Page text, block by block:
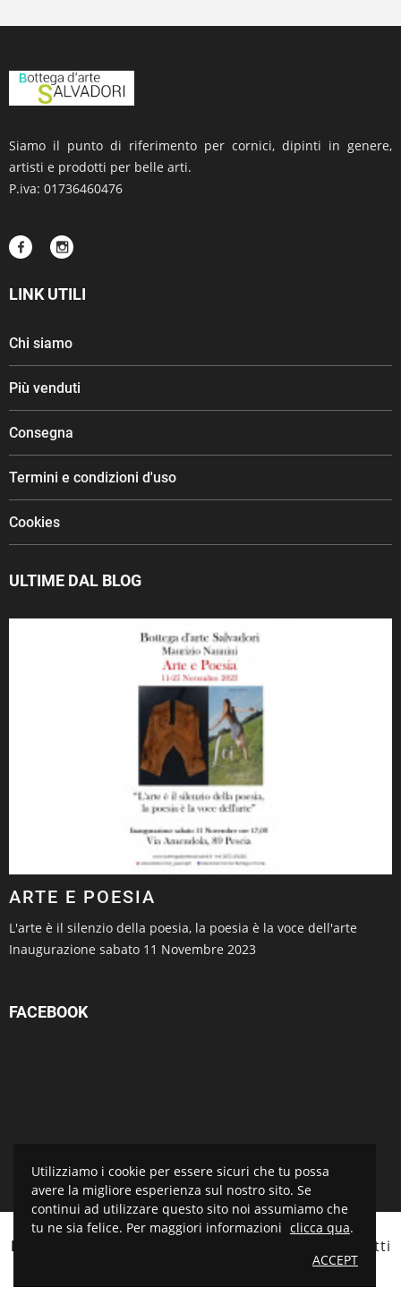
Siamo il punto di riferimento per cornici, dipinti in genere,
artisti e prodotti per belle arti.
P.iva: 01736460476
LINK UTILI
Chi siamo
Più venduti
Consegna
Termini e condizioni d'uso
Cookies
ULTIME DAL BLOG
ARTE E POESIA
L'arte è il silenzio della poesia, la poesia è la voce dell'arte
Inaugurazione sabato 11 Novembre 2023
FACEBOOK
BOTTEGA D'ARTE SALVADORI
© 2021 Tutti i diritti
Piramedia.it
Utilizziamo i cookie per essere sicuri che tu possa
avere la migliore esperienza sul nostro sito. Se
continui ad utilizzare questo sito noi assumiamo che
tu ne sia felice. Per maggiori informazioni clicca qua.
ACCEPT